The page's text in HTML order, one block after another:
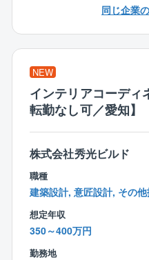
調査診断もお任せいたし
試験を行なっています。
【同社について】
同社は、関西電力グルー
木」「建築」分野を統合
て、調査・診断・分析の
施工・メンテナンスに至
で付加価値の高いサービ
豊かな地域環境の創造と
けて、これまでに蓄積し
を生かし、国内全域およ
同じ企業
NEW
インテリアコーディ
転勤なし可／愛知】
株式会社秀光ビルド
職種
建築設計, 意匠設計, その
想定年収
350～400万円
勤務地